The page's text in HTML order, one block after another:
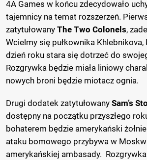
4A Games w końcu zdecydowało
tajemnicy na temat rozszerzeń.
zatytułowany The Two Colonels,
Wcielmy się pułkownika
dzień roku stara się dotrzeć do
Rozgrywka będzie miała liniowy
nowych broni będzie miotacz ognia.
Drugi dodatek zatytułowany Sam’s
dostępny na początku przyszłego
bohaterem będzie amerykański
ataku bomowego przybywa w
amerykańskiej ambasady.